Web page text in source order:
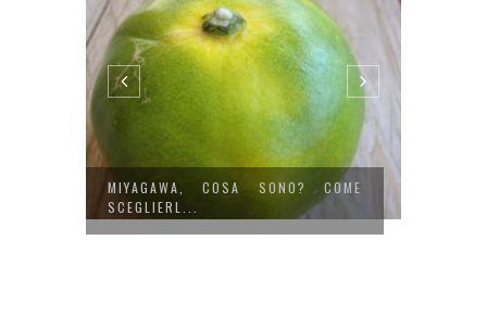
MIYAGAWA, COSA SONO? COME
SCEGLIERL...